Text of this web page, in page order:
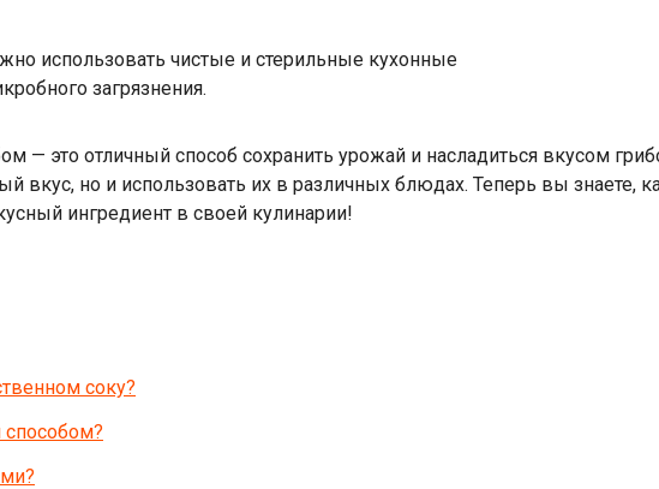
использовать чистые и стерильные кухонные
загрязнения.
— это отличный способ сохранить урожай и насладиться вкусом
вкус, но и использовать их в различных блюдах. Теперь вы знаете,
ингредиент в своей кулинарии!
соку?
способом?